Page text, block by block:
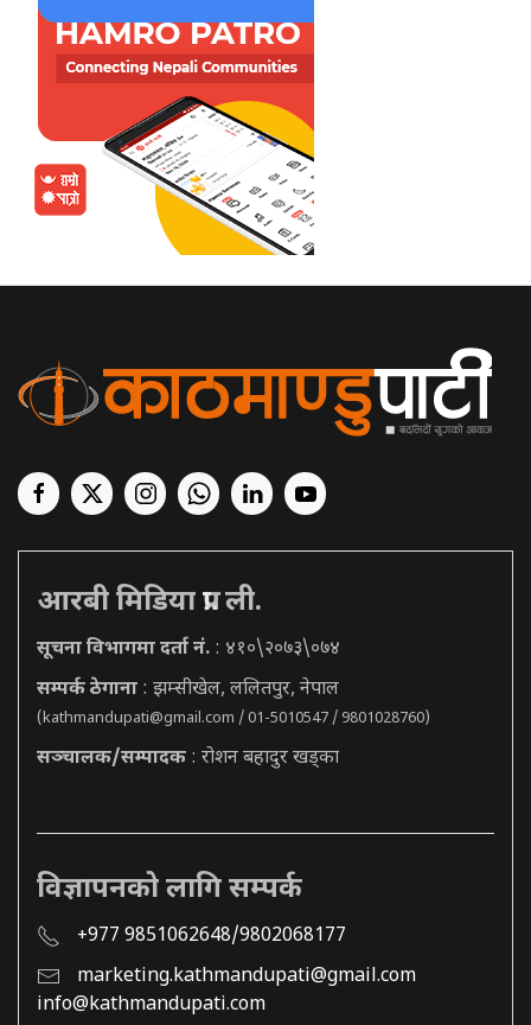
आरबी मिडिया प्रा. ली.
सूचना विभागमा दर्ता नं. : ४१०\२०७३\०७४
सम्पर्क ठेगाना : झम्सीखेल, ललितपुर, नेपाल
(kathmandupati@gmail.com / 01-5010547 / 9801028760)
सञ्चालक/सम्पादक : रोशन बहादुर खड्का
विज्ञापनको लागि सम्पर्क
+977 9851062648/9802068177
marketing.kathmandupati@gmail.com
info@kathmandupati.com